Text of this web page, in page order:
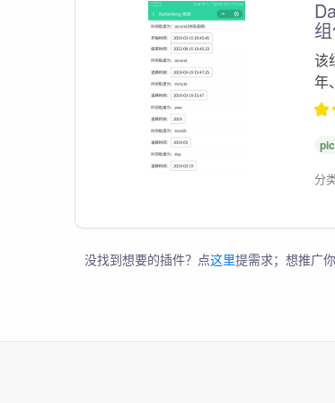
该
年
分
没找到想要的插件？点这里提需求；想推广